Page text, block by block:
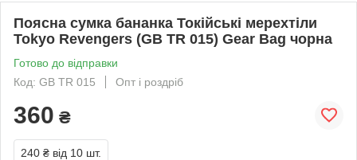
Поясна сумка бананка Токійські мерехтіли
Tokyo Revengers (GB TR 015) Gear Bag чорна
Готово до відправки
Код: GB TR 015
Опт і роздріб
360 ₴
240 ₴ від 10 шт.